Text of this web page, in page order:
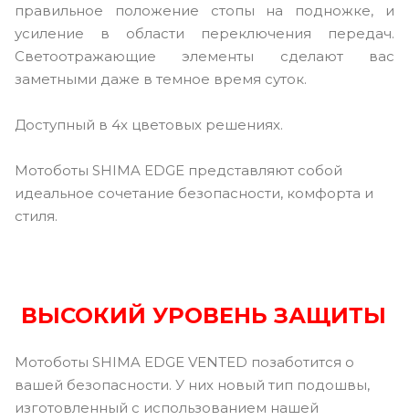
правильное положение стопы на подножке, и
усиление в области переключения передач.
Светоотражающие элементы сделают вас
заметными даже в темное время суток.
Доступный в 4х цветовых решениях.
Мотоботы SHIMA EDGE представляют собой
идеальное сочетание безопасности, комфорта и
стиля.
ВЫСОКИЙ УРОВЕНЬ ЗАЩИТЫ
Мотоботы SHIMA EDGE VENTED позаботится о
вашей безопасности. У них новый тип подошвы,
изготовленный с использованием нашей